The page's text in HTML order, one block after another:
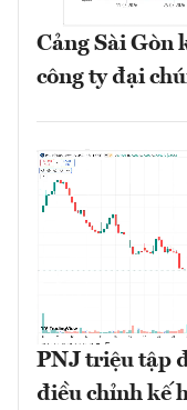
Cảng Sài Gòn
công ty đại
PNJ triệu tập
điều chỉnh kế